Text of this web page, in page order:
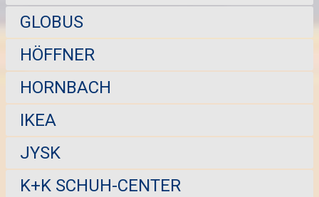
GLOBUS
HÖFFNER
HORNBACH
IKEA
JYSK
K+K SCHUH-CENTER